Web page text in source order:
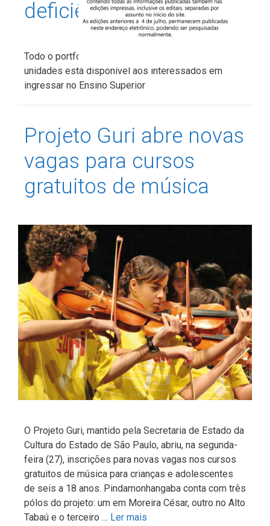
deficiência
Todo o portfólio de cursos de graduação EAD das
unidades está disponível aos interessados em
ingressar no Ensino Superior
Projeto Guri abre novas
vagas para cursos
gratuitos de música
O Projeto Guri, mantido pela Secretaria de Estado da
Cultura do Estado de São Paulo, abriu, na segunda-
feira (27), inscrições para novas vagas nos cursos
gratuitos de música para crianças e adolescentes
de seis a 18 anos. Pindamonhangaba conta com três
pólos do projeto: um em Moreira César, outro no Alto
Tabaú e o terceiro … Ler mais